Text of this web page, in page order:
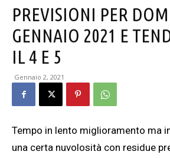
PREVISIONI PER
GENNAIO 2021 E
IL 4 E 5
Gennaio 2, 2021
Tempo in lento miglioramento ma
una certa nuvolosità con residue